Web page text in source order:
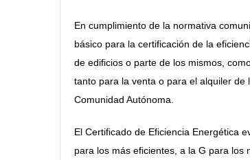
En cumplimiento de la normativa
básico para la certificación de la
de edificios o parte de los mismos,
tanto para la venta o para el alquiler
Comunidad Autónoma.
El Certificado de Eficiencia Energética
para los más eficientes, a la G para